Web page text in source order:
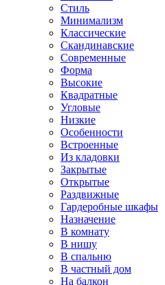
Стиль
Минимализм
Классические
Скандинавские
Современные
Форма
Высокие
Квадратные
Угловые
Низкие
Особенности
Встроенные
Из кладовки
Закрытые
Открытые
Раздвижные
Гардеробные шкафы
Назначение
В комнату
В нишу
В спальню
В частный дом
На балкон